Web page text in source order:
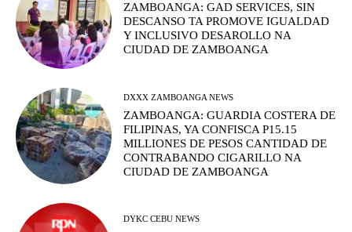
ZAMBOANGA: GAD SERVICES, SIN
DESCANSO TA PROMOVE IGUALDAD
Y INCLUSIVO DESAROLLO NA
CIUDAD DE ZAMBOANGA
DXXX ZAMBOANGA NEWS
ZAMBOANGA: GUARDIA COSTERA DE
FILIPINAS, YA CONFISCA P15.15
MILLIONES DE PESOS CANTIDAD DE
CONTRABANDO CIGARILLO NA
CIUDAD DE ZAMBOANGA
DYKC CEBU NEWS